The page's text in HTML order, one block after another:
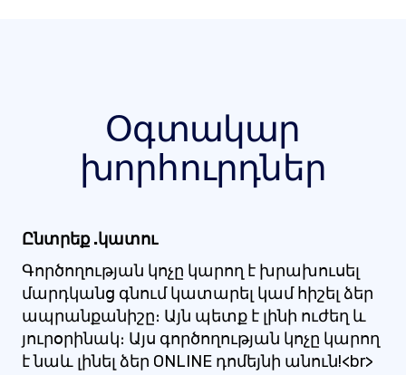
Օգտակար
խորհուրդներ
Ընտրեք .կատու
Գործողության կոչը կարող է խրախուսել
մարդկանց գնում կատարել կամ հիշել ձեր
ապրանքանիշը։ Այն պետք է լինի ուժեղ և
յուրօրինակ։ Այս գործողության կոչը կարող
է նաև լինել ձեր ONLINE դոմեյնի անուն!<br>